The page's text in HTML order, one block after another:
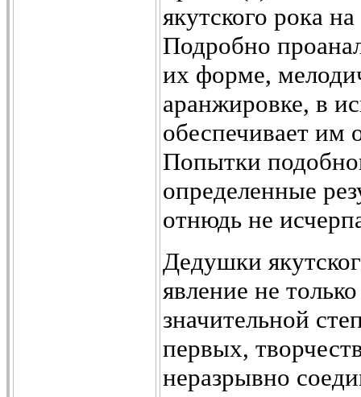
якутского рока
Подробно
их форме,
аранжировке, в
обеспечивает им
Попытки
определенные
отнюдь не
Дедушки
явление не
значительной
первых,
неразрывно